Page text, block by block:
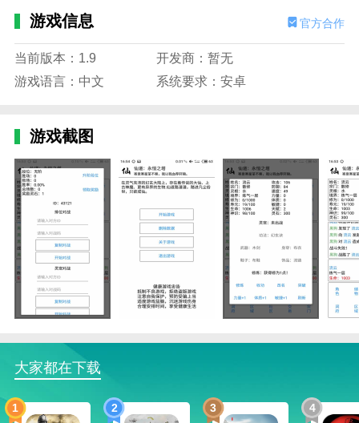
1、玩家通过文字描述进行决策和修炼，不同的选
择会影响修炼进度和故事发展，挑战玩家的智慧与策
略；
2、游戏设有丰富的修炼系统，玩家需要通过修炼
3、在修仙过程中，玩家将遇到各种神秘任务和敌
人，击败敌人并解决谜题可以获得奖励和提升修为的机
会；
4、随着游戏的深入，玩家将逐步解锁更强大的法
术、功法和技能，最终达成飞升成仙的目标。
仙道永恒之塔游戏特色
1、文字驱动的修仙冒险：游戏通过文字描述和选
择，让玩家感受到修仙过程中的每一份艰辛与成长，沉
浸式体验修仙世界；
2、丰富的修炼系统：游戏内提供多样的修炼方式
和境界突破，玩家可以选择适合自己的修炼路线，提升
修为；
3、神秘的修仙世界：游戏中充满了神秘的故事和
游戏信息 官方合作
当前版本：1.9
开发商：暂无
游戏语言：中文
系统要求：安卓
游戏截图
大家都在下载
1 2 3 4